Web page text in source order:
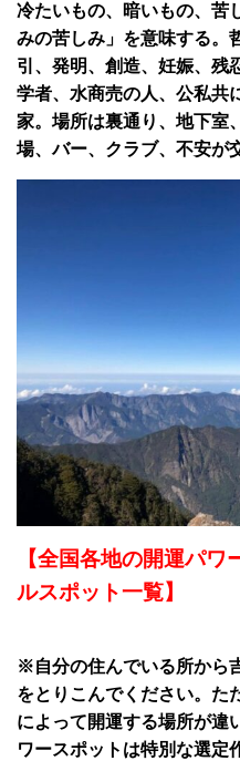
冷たいもの、暗いもの、苦
みの苦しみ」を意味する。
引、発明、創造、妊娠、残
学者、水商売の人、公私共
家。場所は裏通り、地下室
場、バー、クラブ、不安が
【全国各地の開運パ
ルスポット一覧】
※自分の住んでいる所から
をとりこんでください。た
によって開運する場所が違
ワースポットは特別な選定